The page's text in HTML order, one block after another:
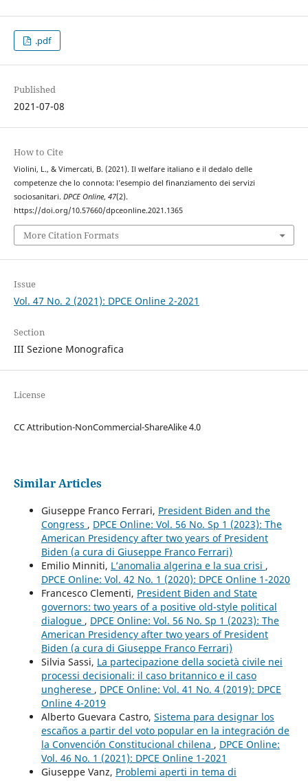
.pdf
Published
2021-07-08
How to Cite
Violini, L., & Vimercati, B. (2021). Il welfare italiano e il dedalo delle
competenze che lo connota: l’esempio del finanziamento dei servizi
sociosanitari. DPCE Online, 47(2).
https://doi.org/10.57660/dpceonline.2021.1365
More Citation Formats
Issue
Vol. 47 No. 2 (2021): DPCE Online 2-2021
Section
III Sezione Monografica
License
CC Attribution-NonCommercial-ShareAlike 4.0
Similar Articles
Giuseppe Franco Ferrari, President Biden and the
Congress , DPCE Online: Vol. 56 No. Sp 1 (2023): The
American Presidency after two years of President
Biden (a cura di Giuseppe Franco Ferrari)
Emilio Minniti, L’anomalia algerina e la sua crisi ,
DPCE Online: Vol. 42 No. 1 (2020): DPCE Online 1-2020
Francesco Clementi, President Biden and State
governors: two years of a positive old-style political
dialogue , DPCE Online: Vol. 56 No. Sp 1 (2023): The
American Presidency after two years of President
Biden (a cura di Giuseppe Franco Ferrari)
Silvia Sassi, La partecipazione della società civile nei
processi decisionali: il caso britannico e il caso
ungherese , DPCE Online: Vol. 41 No. 4 (2019): DPCE
Online 4-2019
Alberto Guevara Castro, Sistema para designar los
escaños a partir del voto popular en la integración de
la Convención Constitucional chilena , DPCE Online:
Vol. 46 No. 1 (2021): DPCE Online 1-2021
Giuseppe Vanz, Problemi aperti in tema di